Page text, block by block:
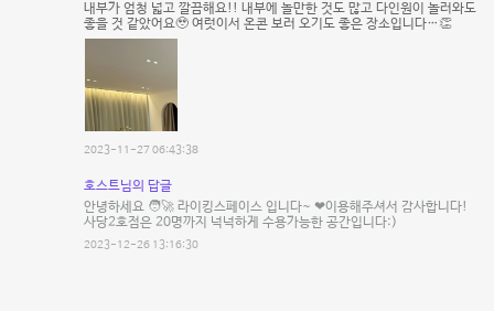
내부가 엄청 넓고 깔끔해요!! 내부에 놀만한 것도 많고 다인원이 놀러와도
좋을 것 같았어요🥹 여럿이서 온콘 보러 오기도 좋은 장소입니다…👏
2023-11-27 06:43:38
호스트님의 답글
안녕하세요 🧑‍🚀 라이킹스페이스 입니다~ ❤이용해주셔서 감사합니다!
사당2호점은 20명까지 넉넉하게 수용가능한 공간입니다:)
2023-12-26 13:16:30